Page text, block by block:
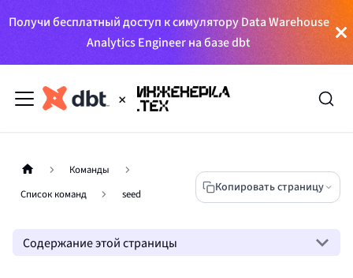
Получи бесплатный доступ к симулятору Data Warehouse
Analytics Engineer на базе dbt
Команды
Список команд
seed Копировать страницу
Содержание этой страницы